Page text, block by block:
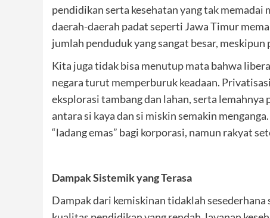
pendidikan serta kesehatan yang tak
daerah-daerah padat seperti Jawa Timur
jumlah penduduk yang sangat besar,
Kita juga tidak bisa menutup mata bahwa
negara turut memperburuk keadaan.
eksplorasi tambang dan lahan, serta
antara si kaya dan si miskin semakin
“ladang emas” bagi korporasi, namun rakyat
Dampak Sistemik yang Terasa
Dampak dari kemiskinan tidaklah